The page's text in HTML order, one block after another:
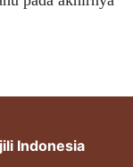
Indonesia